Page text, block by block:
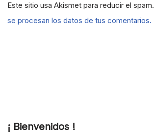
Este sitio usa Akismet para reducir el spam.
se procesan los datos de tus comentarios.
¡ Bienvenidos !